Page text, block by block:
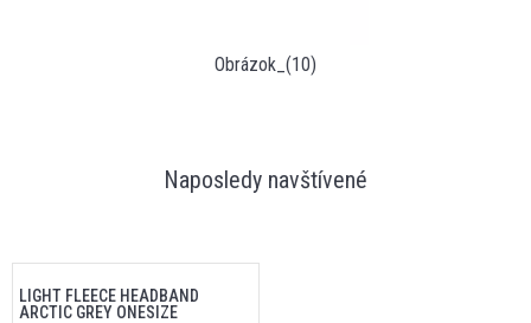
Obrázok_(10)
Naposledy navštívené
LIGHT FLEECE HEADBAND
ARCTIC GREY ONESIZE